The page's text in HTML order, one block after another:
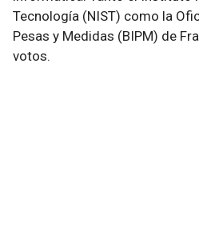
Tecnología (NIST) como la
Pesas y Medidas (BIPM) de
votos.